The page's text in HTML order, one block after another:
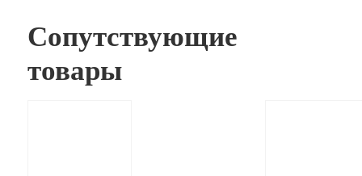
Сопутствующие
товары